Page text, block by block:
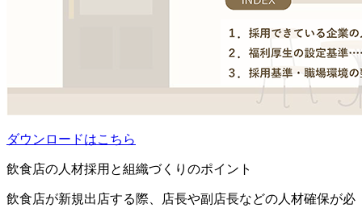
ダウンロードはこちら
飲食店の人材採用と組織づくりのポイント
飲食店が新規出店する際、店長や副店長などの人材確保が必